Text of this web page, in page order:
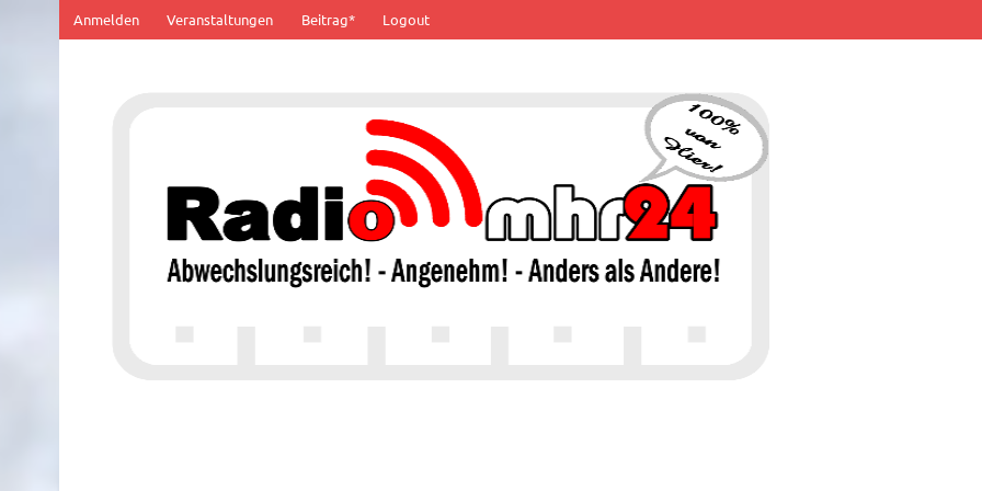
springen
Anmelden Veranstaltungen Beitrag* Logout